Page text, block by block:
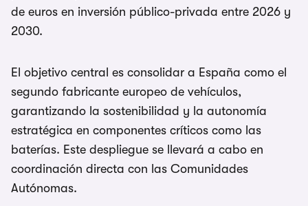
de euros en inversión público-privada entre 2026 y
2030.
El objetivo central es consolidar a España como el
segundo fabricante europeo de vehículos,
garantizando la sostenibilidad y la autonomía
estratégica en componentes críticos como las
baterías. Este despliegue se llevará a cabo en
coordinación directa con las Comunidades
Autónomas.